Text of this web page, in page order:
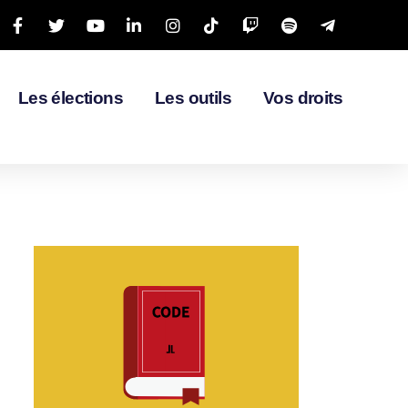
Les élections Les outils Vos droits
toutes les informations
concernant le droit des salariés
des très petites entreprises.
CLIQUEZ-ICI